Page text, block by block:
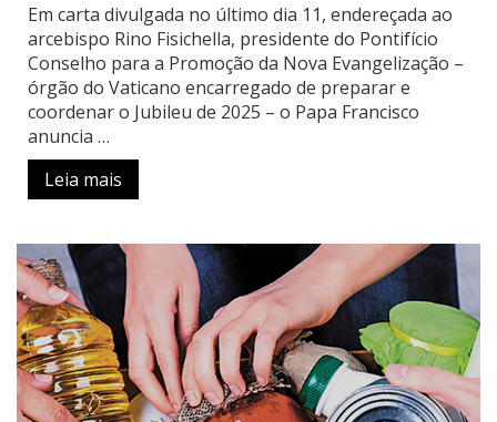
Em carta divulgada no último dia 11, endereçada ao
arcebispo Rino Fisichella, presidente do Pontifício
Conselho para a Promoção da Nova Evangelização –
órgão do Vaticano encarregado de preparar e
coordenar o Jubileu de 2025 – o Papa Francisco
anuncia …
Leia mais